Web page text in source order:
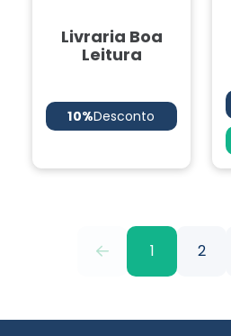
Livraria Boa
Leitura
10%Desconto
1 2